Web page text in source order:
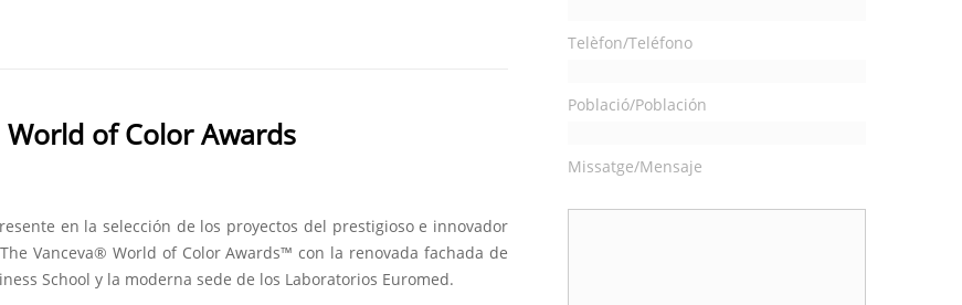
of Color Awards
en la selección de los proyectos del prestigioso e innovador
Vanceva® World of Color Awards™ con la renovada fachada de
School y la moderna sede de los Laboratorios Euromed.
Telèfon/Teléfono
Població/Población
Missatge/Mensaje